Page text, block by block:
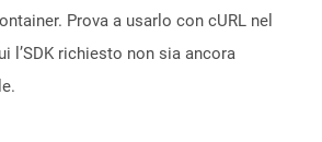
Prova a usarlo con cURL nel
l’SDK richiesto non sia ancora